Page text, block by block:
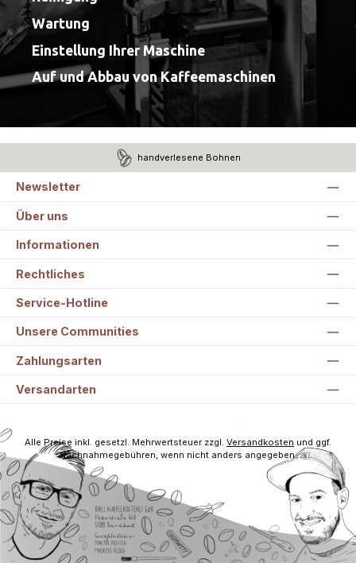
Wartung
Einstellung Ihrer Maschine
Auf und Abbau von Kaffeemaschinen
handverlesene Bohnen
Newsletter
Über uns
Informationen
Rechtliches
Service-Hotline
Unsere Communities
Zahlungsarten
Versandarten
Alle Preise inkl. gesetzl. Mehrwertsteuer zzgl. Versandkosten und ggf.
Nachnahmegebühren, wenn nicht anders angegeben.